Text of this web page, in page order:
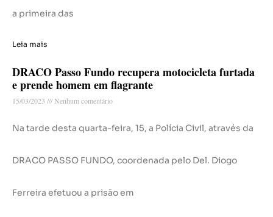
a primeira das
Leia mais
DRACO Passo Fundo recupera motocicleta furtada
e prende homem em flagrante
15/03/2023 Nenhum comentário
Na tarde desta quarta-feira, 15, a Polícia Civil, através da
DRACO PASSO FUNDO, coordenada pelo Del. Diogo
Ferreira efetuou a prisão em